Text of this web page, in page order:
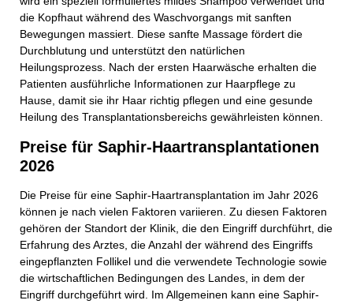
die Kopfhaut während des Waschvorgangs mit sanften
Bewegungen massiert. Diese sanfte Massage fördert die
Durchblutung und unterstützt den natürlichen
Heilungsprozess. Nach der ersten Haarwäsche erhalten die
Patienten ausführliche Informationen zur Haarpflege zu
Hause, damit sie ihr Haar richtig pflegen und eine gesunde
Heilung des Transplantationsbereichs gewährleisten können.
Preise für Saphir-Haartransplantationen
2026
Die Preise für eine Saphir-Haartransplantation im Jahr 2026
können je nach vielen Faktoren variieren. Zu diesen Faktoren
gehören der Standort der Klinik, die den Eingriff durchführt, die
Erfahrung des Arztes, die Anzahl der während des Eingriffs
eingepflanzten Follikel und die verwendete Technologie sowie
die wirtschaftlichen Bedingungen des Landes, in dem der
Eingriff durchgeführt wird. Im Allgemeinen kann eine Saphir-